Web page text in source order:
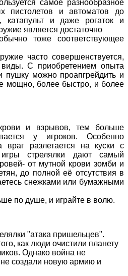
самое разнообразное
пистолетов и автоматов до
катапульт и даже рогаток и
является достаточно
тоже соответствующее
часто совершенствуется,
С приобретением опыта
пушку можно проапгрейдить и
мощно, более быстро, и более
и взрывов, тем больше
у игроков. Особенно
враг разлетается на куски с
стрелялки дают самый
от мутной крови зомби и
до полной её отсутствия в
снежками или бумажными
по душе, и играйте в волю.
"атака пришельцев".
как люди очистили планету
Однако война не
создали новую армию и